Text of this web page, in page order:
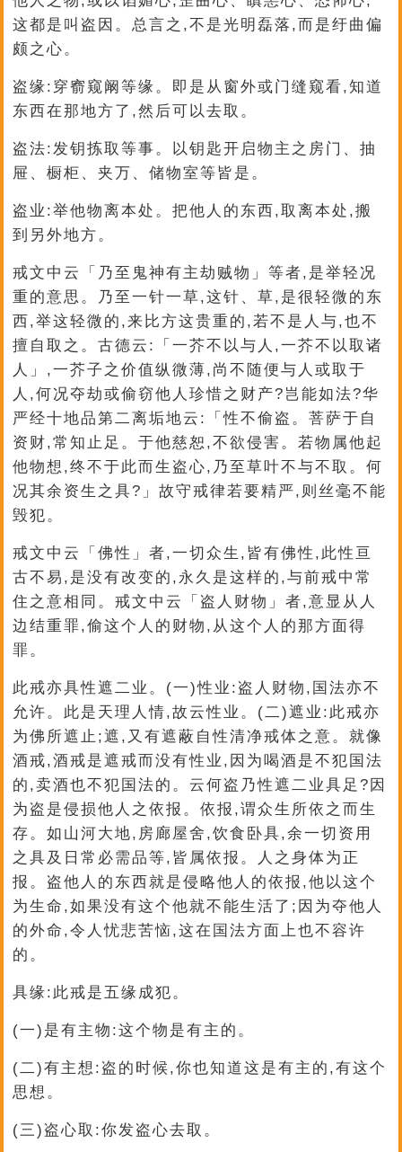
这都是叫盗因。总言之,不是光明磊落,而是纡曲偏
颇之心。
盗缘:穿窬窥阚等缘。即是从窗外或门缝窥看,知道
东西在那地方了,然后可以去取。
盗法:发钥拣取等事。以钥匙开启物主之房门、抽
屉、橱柜、夹万、储物室等皆是。
盗业:举他物离本处。把他人的东西,取离本处,搬
到另外地方。
戒文中云「乃至鬼神有主劫贼物」等者,是举轻况
重的意思。乃至一针一草,这针、草,是很轻微的东
西,举这轻微的,来比方这贵重的,若不是人与,也不
擅自取之。古德云:「一芥不以与人,一芥不以取诸
人」,一芥子之价值纵微薄,尚不随便与人或取于
人,何况夺劫或偷窃他人珍惜之财产?岂能如法?华
严经十地品第二离垢地云:「性不偷盗。菩萨于自
资财,常知止足。于他慈恕,不欲侵害。若物属他起
他物想,终不于此而生盗心,乃至草叶不与不取。何
况其余资生之具?」故守戒律若要精严,则丝毫不能
毁犯。
戒文中云「佛性」者,一切众生,皆有佛性,此性亘
古不易,是没有改变的,永久是这样的,与前戒中常
住之意相同。戒文中云「盗人财物」者,意显从人
边结重罪,偷这个人的财物,从这个人的那方面得
罪。
此戒亦具性遮二业。(一)性业:盗人财物,国法亦不
允许。此是天理人情,故云性业。(二)遮业:此戒亦
为佛所遮止;遮,又有遮蔽自性清净戒体之意。就像
酒戒,酒戒是遮戒而没有性业,因为喝酒是不犯国法
的,卖酒也不犯国法的。云何盗乃性遮二业具足?因
为盗是侵损他人之依报。依报,谓众生所依之而生
存。如山河大地,房廊屋舍,饮食卧具,余一切资用
之具及日常必需品等,皆属依报。人之身体为正
报。盗他人的东西就是侵略他人的依报,他以这个
为生命,如果没有这个他就不能生活了;因为夺他人
的外命,令人忧悲苦恼,这在国法方面上也不容许
的。
具缘:此戒是五缘成犯。
(一)是有主物:这个物是有主的。
(二)有主想:盗的时候,你也知道这是有主的,有这个
思想。
(三)盗心取:你发盗心去取。